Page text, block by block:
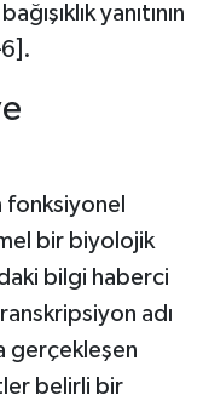
yanıtının
bir biyolojik
bilgi haberci
adı
gerçekleşen
belirli bir